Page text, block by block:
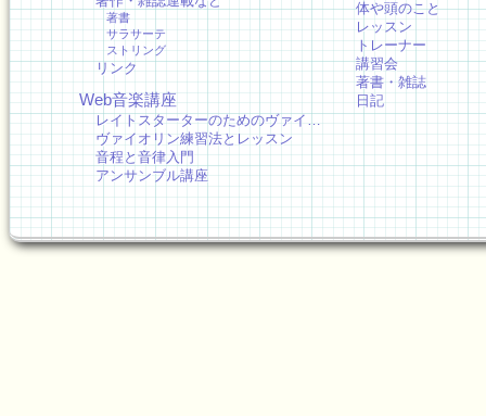
著書
サラサーテ
ストリング
リンク
Web音楽講座
レイトスターターのためのヴァイ…
ヴァイオリン練習法とレッスン
音程と音律入門
アンサンブル講座
体や頭のこと
レッスン
トレーナー
講習会
著書・雑誌
日記